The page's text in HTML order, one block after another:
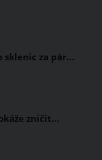
proto
střihy.
sklenic za pár…
zničit…